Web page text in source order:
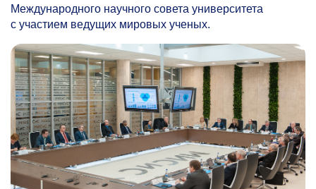
Международного научного совета университета
с участием ведущих мировых ученых.